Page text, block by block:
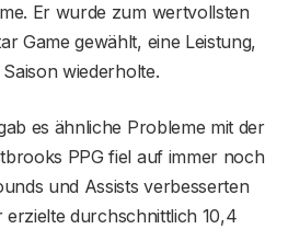
Er wurde zum wertvollsten
Game gewählt, eine Leistung,
wiederholte.
es ähnliche Probleme mit der
PPG fiel auf immer noch
und Assists verbesserten
erzielte durchschnittlich 10,4